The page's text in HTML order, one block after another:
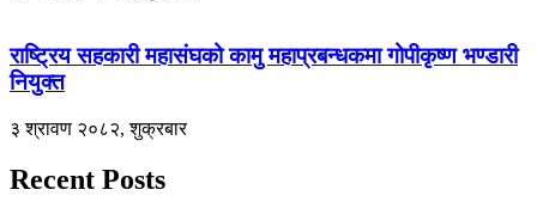
राष्ट्रिय सहकारी महासंघको कामु महाप्रबन्धकमा गोपीकृष्ण भण्डारी
नियुक्त
३ श्रावण २०८२, शुक्रबार
Recent Posts